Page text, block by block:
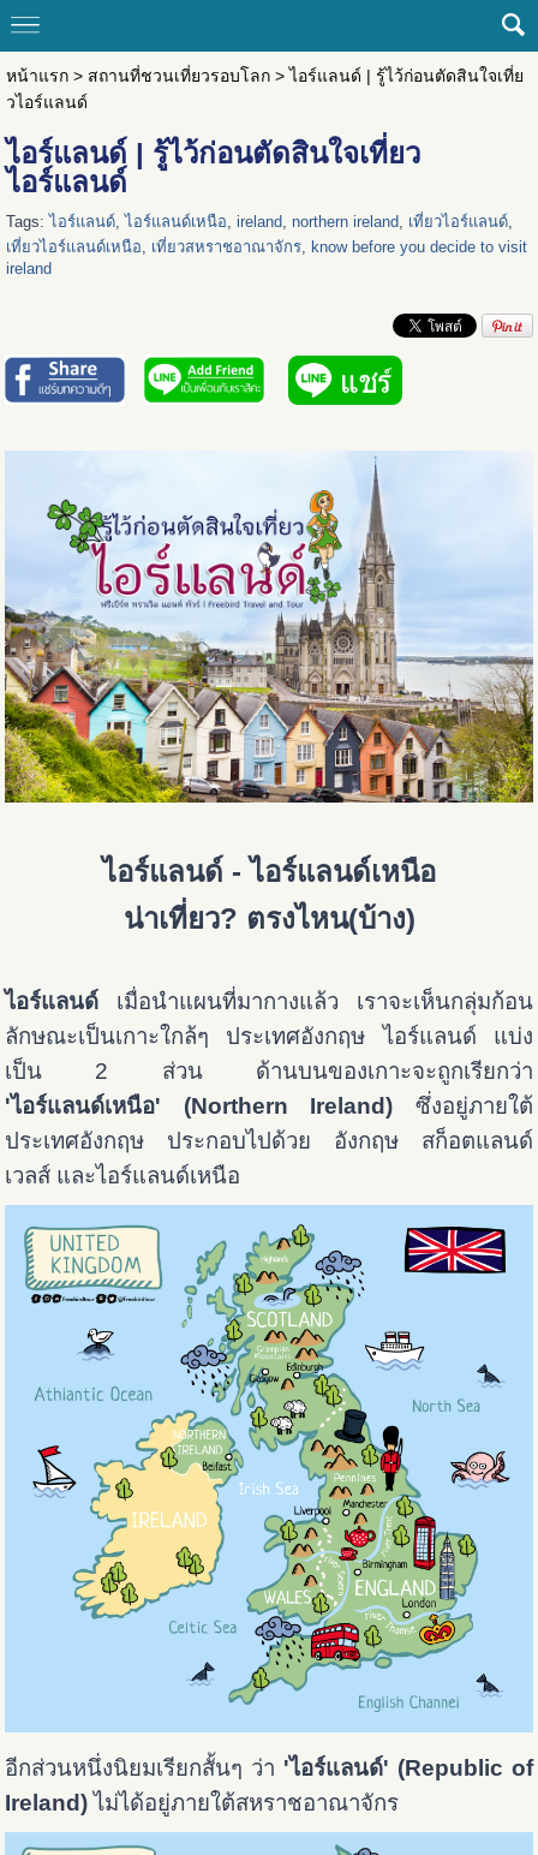
หน้าแรก> สถานที่ชวนเที่ยวรอบโลก>ไอร์แลนด์ | รู้ไว้ก่อนตัดสินใจเที่ย
วไอร์แลนด์
ไอร์แลนด์ | รู้ไว้ก่อนตัดสินใจเที่ยว
ไอร์แลนด์
Tags:ไอร์แลนด์,ไอร์แลนด์เหนือ, ireland, northern ireland, เที่ยวไอร์แลนด์,
เที่ยวไอร์แลนด์เหนือ, เที่ยวสหราชอาณาจักร, know before you decide to visit
ireland
ไอร์แลนด์ - ไอร์แลนด์เหนือ
น่าเที่ยว? ตรงไหน(บ้าง)
ไอร์แลนด์ เมื่อนำแผนที่มากางแล้ว เราจะเห็นกลุ่มก้อน
ลักษณะเป็นเกาะใกล้ๆ ประเทศอังกฤษ ไอร์แลนด์ แบ่ง
เป็น 2 ส่วน ด้านบนของเกาะจะถูกเรียกว่า
'ไอร์แลนด์เหนือ' (Northern Ireland) ซึ่งอยู่ภายใต้
ประเทศอังกฤษ ประกอบไปด้วย อังกฤษ สก็อตแลนด์
เวลส์ และไอร์แลนด์เหนือ
อีกส่วนหนึ่งนิยมเรียกสั้นๆ ว่า 'ไอร์แลนด์' (Republic of
Ireland)ไม่ได้อยู่ภายใต้สหราชอาณาจักร